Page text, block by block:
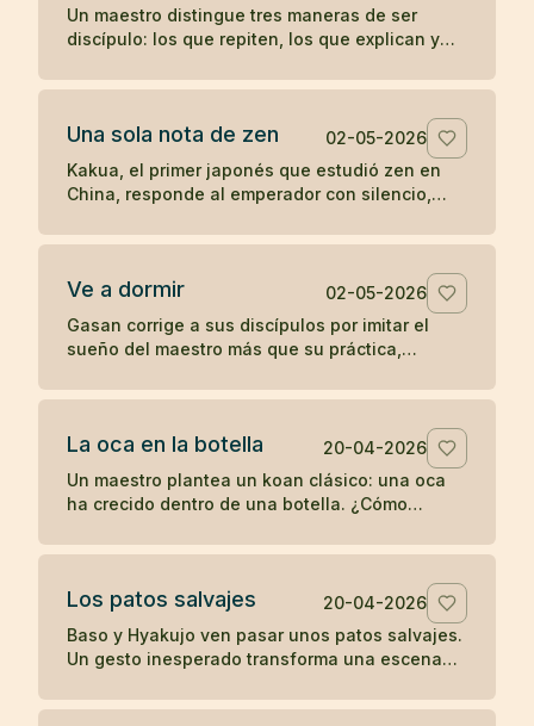
Un maestro distingue tres maneras de ser
discípulo: los que repiten, los que explican y
Una sola nota de zen
02-05-2026
Kakua, el primer japonés que estudió zen en
China, responde al emperador con silencio,
desaparecer.
Ve a dormir
02-05-2026
Gasan corrige a sus discípulos por imitar el
sueño del maestro más que su práctica,
no retirarse antes de tiempo.
La oca en la botella
20-04-2026
Un maestro plantea un koan clásico: una oca
ha crecido dentro de una botella. ¿Cómo
Los patos salvajes
20-04-2026
Baso y Hyakujo ven pasar unos patos salvajes.
Un gesto inesperado transforma una escena
percepción.